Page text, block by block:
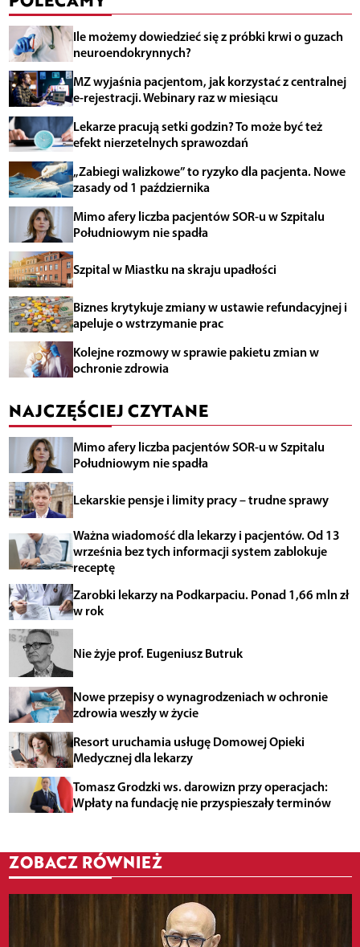
Ile możemy dowiedzieć się z próbki krwi o guzach
neuroendokrynnych?
MZ wyjaśnia pacjentom, jak korzystać z centralnej
e-rejestracji. Webinary raz w miesiącu
Lekarze pracują setki godzin? To może być też
efekt nierzetelnych sprawozdań
„Zabiegi walizkowe” to ryzyko dla pacjenta. Nowe
zasady od 1 października
Mimo afery liczba pacjentów SOR-u w Szpitalu
Południowym nie spadła
Szpital w Miastku na skraju upadłości
Biznes krytykuje zmiany w ustawie refundacyjnej i
apeluje o wstrzymanie prac
Kolejne rozmowy w sprawie pakietu zmian w
ochronie zdrowia
NAJCZĘŚCIEJ CZYTANE
Mimo afery liczba pacjentów SOR-u w Szpitalu
Południowym nie spadła
Lekarskie pensje i limity pracy – trudne sprawy
Ważna wiadomość dla lekarzy i pacjentów. Od 13
września bez tych informacji system zablokuje
receptę
Zarobki lekarzy na Podkarpaciu. Ponad 1,66 mln zł
w rok
Nie żyje prof. Eugeniusz Butruk
Nowe przepisy o wynagrodzeniach w ochronie
zdrowia weszły w życie
Resort uruchamia usługę Domowej Opieki
Medycznej dla lekarzy
Tomasz Grodzki ws. darowizn przy operacjach:
Wpłaty na fundację nie przyspieszały terminów
ZOBACZ RÓWNIEŻ